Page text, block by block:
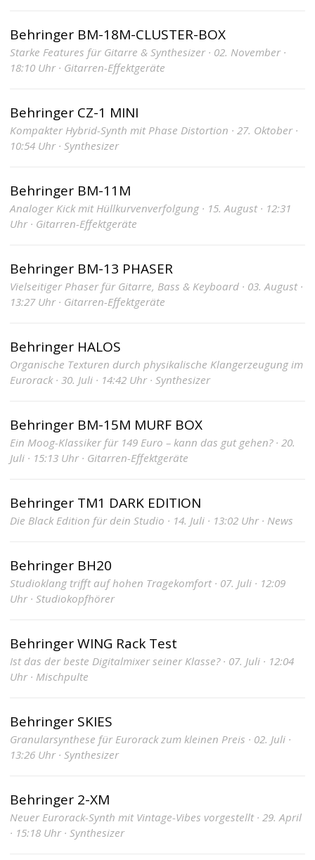
Behringer BM-18M-CLUSTER-BOX
Starke Features für Gitarre & Synthesizer · 02. November ·
18:10 Uhr · Gitarren-Effektgeräte
Behringer CZ-1 MINI
Kompakter Hybrid-Synth mit Phase Distortion · 27. Oktober ·
10:54 Uhr · Synthesizer
Behringer BM-11M
Analoger Kick mit Hüllkurvenverfolgung · 15. August · 12:31
Uhr · Gitarren-Effektgeräte
Behringer BM-13 PHASER
Vielseitiger Phaser für Gitarre, Bass & Keyboard · 03. August ·
13:27 Uhr · Gitarren-Effektgeräte
Behringer HALOS
Organische Texturen durch physikalische Klangerzeugung im
Eurorack · 30. Juli · 14:42 Uhr · Synthesizer
Behringer BM-15M MURF BOX
Ein Moog-Klassiker für 149 Euro – kann das gut gehen? · 20.
Juli · 15:13 Uhr · Gitarren-Effektgeräte
Behringer TM1 DARK EDITION
Die Black Edition für dein Studio · 14. Juli · 13:02 Uhr · News
Behringer BH20
Studioklang trifft auf hohen Tragekomfort · 07. Juli · 12:09
Uhr · Studiokopfhörer
Behringer WING Rack Test
Ist das der beste Digitalmixer seiner Klasse? · 07. Juli · 12:04
Uhr · Mischpulte
Behringer SKIES
Granularsynthese für Eurorack zum kleinen Preis · 02. Juli ·
13:26 Uhr · Synthesizer
Behringer 2-XM
Neuer Eurorack-Synth mit Vintage-Vibes vorgestellt · 29. April
· 15:18 Uhr · Synthesizer